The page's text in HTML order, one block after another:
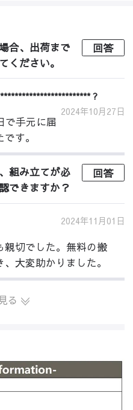
合、出荷まで
ください。
回答
?
2024年10月27日
で手元に届
す。
組み立てが必
できますか？
回答
2024年11月01日
親切でした。無料の搬
大変助かりました。
る